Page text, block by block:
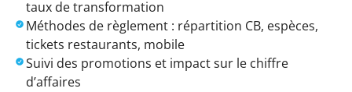
taux de transformation
Méthodes de règlement : répartition CB, espèces,
tickets restaurants, mobile
Suivi des promotions et impact sur le chiffre
d’affaires